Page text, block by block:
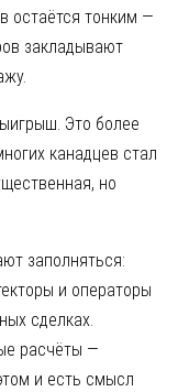
остаётся тонким —
закладывают
Это более
канадцев стал
но
заполняться:
и операторы
сделках.
расчёты —
и есть смысл